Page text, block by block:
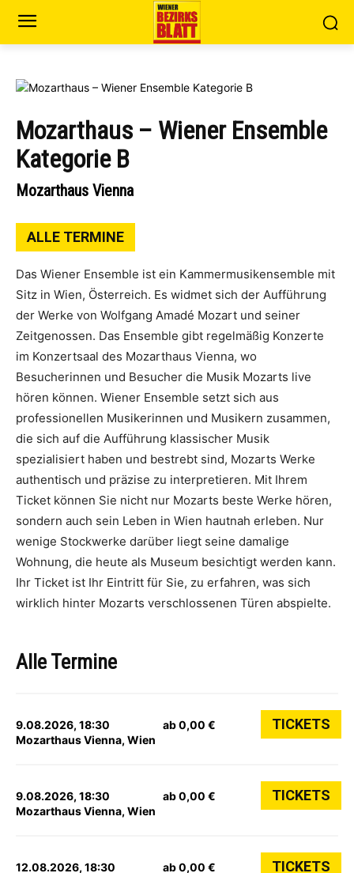
Mozarthaus – Wiener Ensemble
Kategorie B
Mozarthaus Vienna
ALLE TERMINE
Das Wiener Ensemble ist ein Kammermusikensemble mit
Sitz in Wien, Österreich. Es widmet sich der Aufführung
der Werke von Wolfgang Amadé Mozart und seiner
Zeitgenossen. Das Ensemble gibt regelmäßig Konzerte
im Konzertsaal des Mozarthaus Vienna, wo
Besucherinnen und Besucher die Musik Mozarts live
hören können. Wiener Ensemble setzt sich aus
professionellen Musikerinnen und Musikern zusammen,
die sich auf die Aufführung klassischer Musik
spezialisiert haben und bestrebt sind, Mozarts Werke
authentisch und präzise zu interpretieren. Mit Ihrem
Ticket können Sie nicht nur Mozarts beste Werke hören,
sondern auch sein Leben in Wien hautnah erleben. Nur
wenige Stockwerke darüber liegt seine damalige
Wohnung, die heute als Museum besichtigt werden kann.
Ihr Ticket ist Ihr Eintritt für Sie, zu erfahren, was sich
wirklich hinter Mozarts verschlossenen Türen abspielte.
Alle Termine
9.08.2026, 18:30
Mozarthaus Vienna, Wien
ab 0,00 € TICKETS
9.08.2026, 18:30
Mozarthaus Vienna, Wien
ab 0,00 € TICKETS
12.08.2026, 18:30
ab 0,00 € TICKETS